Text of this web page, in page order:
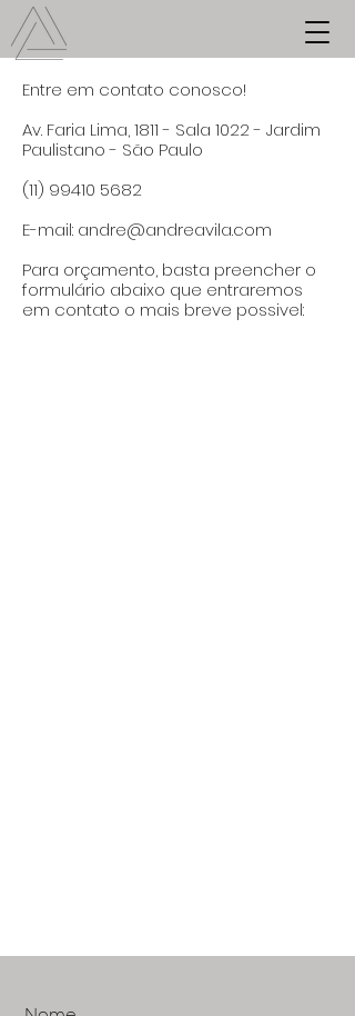
Entre em contato conosco!
Av. Faria Lima, 1811 - Sala 1022 - Jardim
Paulistano - São Paulo
(11) 99410 5682
E-mail: andre@andreavila.com
Para orçamento, basta preencher o
formulário abaixo que entraremos
em contato o mais breve possivel: